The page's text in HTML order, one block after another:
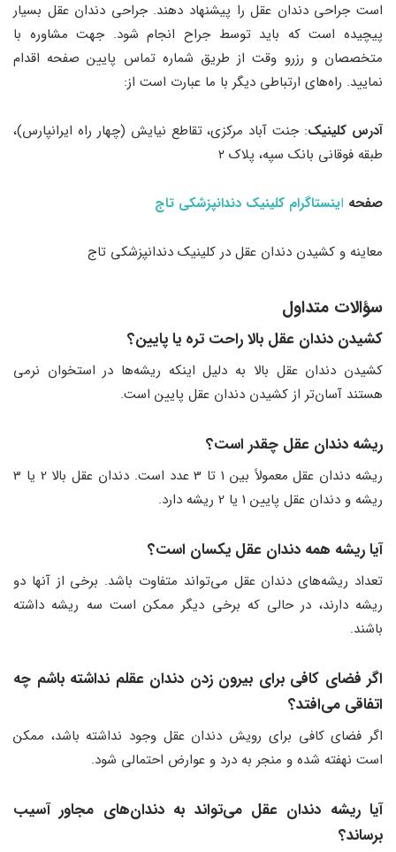
است جراحی دندان عقل را پیشنهاد دهند. جراحی دندان عقل بسیار
پیچیده است که باید توسط جراح انجام شود. جهت مشاوره با
متخصصان و رزرو وقت از طریق شماره تماس پایین صفحه اقدام
نمایید. راه‌های ارتباطی دیگر با ما عبارت است از:
آدرس کلینیک: جنت آباد مرکزی، تقاطع نیایش (چهار راه ایرانپارس)،
طبقه فوقانی بانک سپه، پلاک ۲
صفحه اینستاگرام کلینیک دندانپزشکی تاج
معاینه و کشیدن دندان عقل در کلینیک دندانپزشکی تاج
سؤالات متداول
کشیدن دندان عقل بالا راحت تره یا پایین؟
کشیدن دندان عقل بالا به دلیل اینکه ریشه‌ها در استخوان نرمی
هستند آسان‌تر از کشیدن دندان عقل پایین است.
ریشه دندان عقل چقدر است؟
ریشه دندان عقل معمولاً بین 1 تا 3 عدد است. دندان عقل بالا 2 یا 3
ریشه و دندان عقل پایین 1 یا 2 ریشه دارد.
آیا ریشه همه دندان عقل یکسان است؟
تعداد ریشه‌های دندان عقل می‌تواند متفاوت باشد. برخی از آنها دو
ریشه دارند، در حالی که برخی دیگر ممکن است سه ریشه داشته
باشند.
اگر فضای کافی برای بیرون زدن دندان عقلم نداشته باشم چه
اتفاقی می‌افتد؟
اگر فضای کافی برای رویش دندان عقل وجود نداشته باشد، ممکن
است نهفته شده و منجر به درد و عوارض احتمالی شود.
آیا ریشه دندان عقل می‌تواند به دندان‌های مجاور آسیب
برساند؟